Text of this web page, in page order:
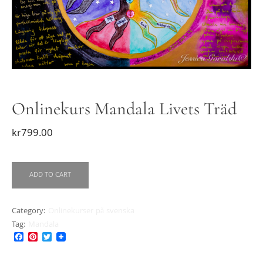
Onlinekurs Mandala Livets Träd
kr799.00
Onlinekurs
Mandala
Träd
quantity
ADD TO CART
Category:
Tag:
Facebook
Pinterest
Twitter